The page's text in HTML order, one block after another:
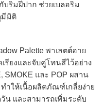
ริมฝีปาก ช่วยเบลอริม
มีมิติ
Palette พาเลตต์อาย
รียงและจับคู่โทนสีไว้อย่าง
SMOKE และ POP ผสาน
ำให้เนื้อผลิตภัณฑ์เกลี่ยง่าย
น และสามารถเพิ่มระดับ